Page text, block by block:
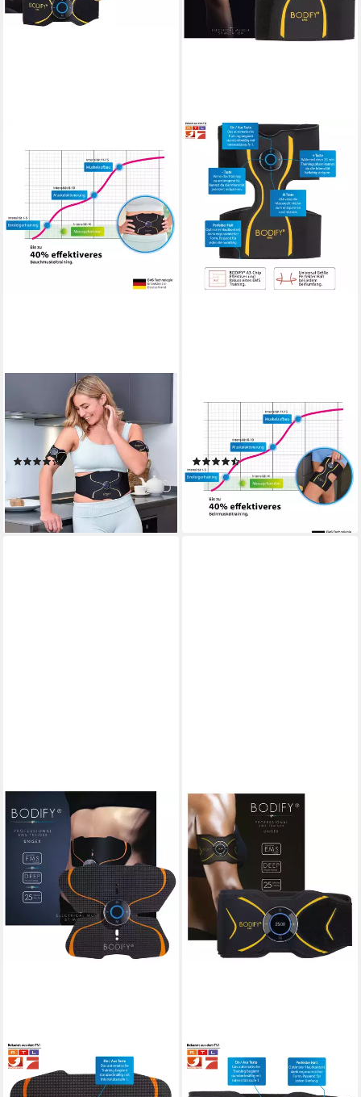
EMS-Gerät - 3in1 EMS
Ganzkörper Set Pro - Gezielte
Stimulation der Muskulatur
(14)
219,90 € UVP257,70 €
-15%
lieferbar - in 2-3 Werktagen bei dir
EMS-Gerät EMS Beintrainer
Pro - Gezielte Stimulation der
Beinmuskulatur
(13)
119,90 €
lieferbar - in 2-3 Werktagen bei dir